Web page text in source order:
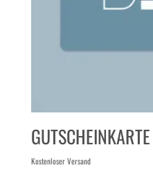
Kostenloser Versand